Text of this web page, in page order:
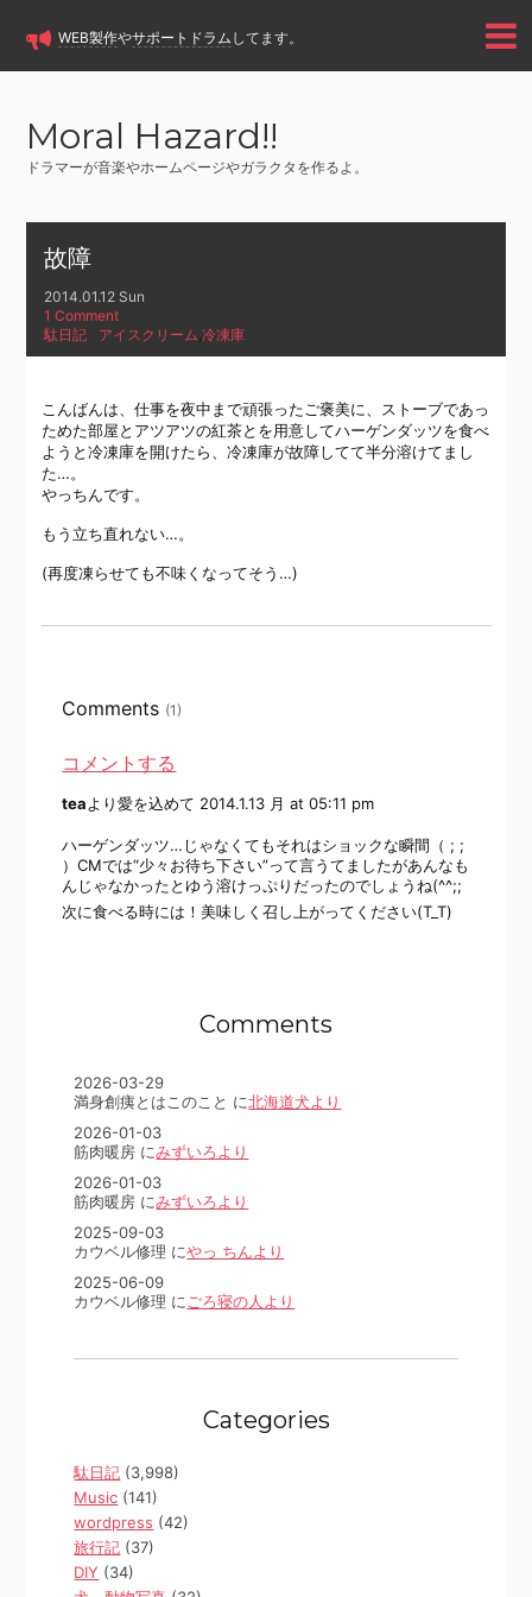
WEB製作やサポートドラム してます。
Moral Hazard!!
ドラマーが音楽やホームページやガラクタを作るよ。
故障
2014.01.12 Sun
1 Comment
駄日記
アイスクリーム,冷凍庫
こんばんは、仕事を夜中まで頑張ったご褒美に、ストーブであっ
ためた部屋とアツアツの紅茶とを用意してハーゲンダッツを食べ
ようと冷凍庫を開けたら、冷凍庫が故障してて半分溶けてまし
た…。
やっちんです。
もう立ち直れない…。
(再度凍らせても不味くなってそう…)
Comments (1)
コメントする
teaより愛を込めて 2014.1.13 月 at 05:11 pm
ハーゲンダッツ…じゃなくてもそれはショックな瞬間（ ; ;
）CMでは“少々お待ち下さい”って言うてましたがあんなも
んじゃなかったとゆう溶けっぷりだったのでしょうね(^^;;
次に食べる時には！美味しく召し上がってください(T_T)
Comments
2026-03-29
満身創痍とはこのこと に北海道犬より
2026-01-03
筋肉暖房 にみずいろより
2026-01-03
筋肉暖房 にみずいろより
2025-09-03
カウベル修理 にやっ ちんより
2025-06-09
カウベル修理 に ごろ寝の人より
Categories
駄日記 (3,998)
Music (141)
wordpress (42)
旅行記 (37)
DIY (34)